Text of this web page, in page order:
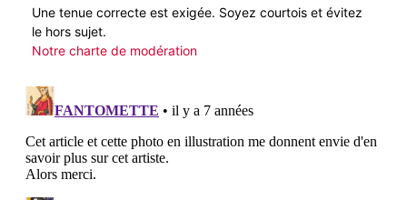
Une tenue correcte est exigée. Soyez courtois et évitez
le hors sujet.
Notre charte de modération